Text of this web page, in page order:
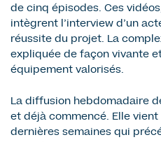
de cinq épisodes. Ces
intègrent l’interview d’un
réussite du projet. La
expliquée de façon vivante
équipement valorisés.
La diffusion hebdomadaire
et déjà commencé. Elle
dernières semaines qui